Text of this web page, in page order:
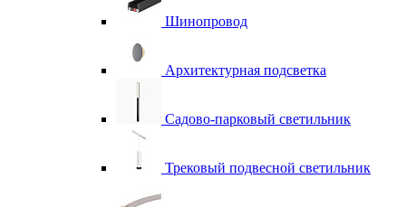
Шинопровод
Архитектурная подсветка
Садово-парковый светильник
Трековый подвесной светильник